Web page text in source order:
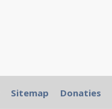
Sitemap Donaties